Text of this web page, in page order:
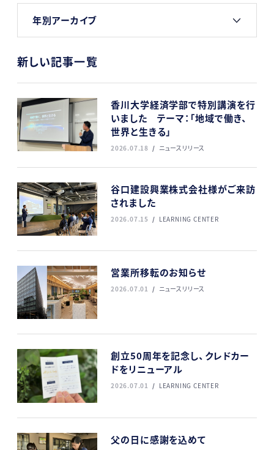
年別アーカイブ
新しい記事一覧
香川大学経済学部で特別講演を行
いました テーマ：「地域で働き、
世界と生きる」
2026.07.18 ニュースリリース
谷口建設興業株式会社様がご来訪
されました
2026.07.15 LEARNING CENTER
営業所移転のお知らせ
2026.07.01 ニュースリリース
創立50周年を記念し、クレドカー
ドをリニューアル
2026.07.01 LEARNING CENTER
父の日に感謝を込めて